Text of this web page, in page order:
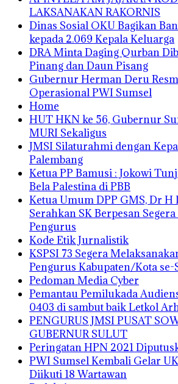
LAKSANAKAN RAKORNIS
Dinas Sosial OKU Bagikan
kepada 2.069 Kepala Keluarga
DRA Minta Daging Qurban
Pinang dan Daun Pisang
Gubernur Herman Deru
Operasional PWI Sumsel
Home
HUT HKN ke 56, Gubernur
MURI Sekaligus
JMSI Silaturahmi dengan
Palembang
Ketua PP Bamusi : Jokowi
Bela Palestina di PBB
Ketua Umum DPP GMS, Dr H
Serahkan SK Berpesan
Pengurus
Kode Etik Jurnalistik
KSPSI 73 Segera
Pengurus Kabupaten/Kota se-
Pedoman Media Cyber
Pemantau Pemilukada
0403 di sambut baik Letkol
PENGURUS JMSI PUSAT
GUBERNUR SULUT
Peringatan HPN 2021
PWI Sumsel Kembali Gelar
Diikuti 18 Wartawan